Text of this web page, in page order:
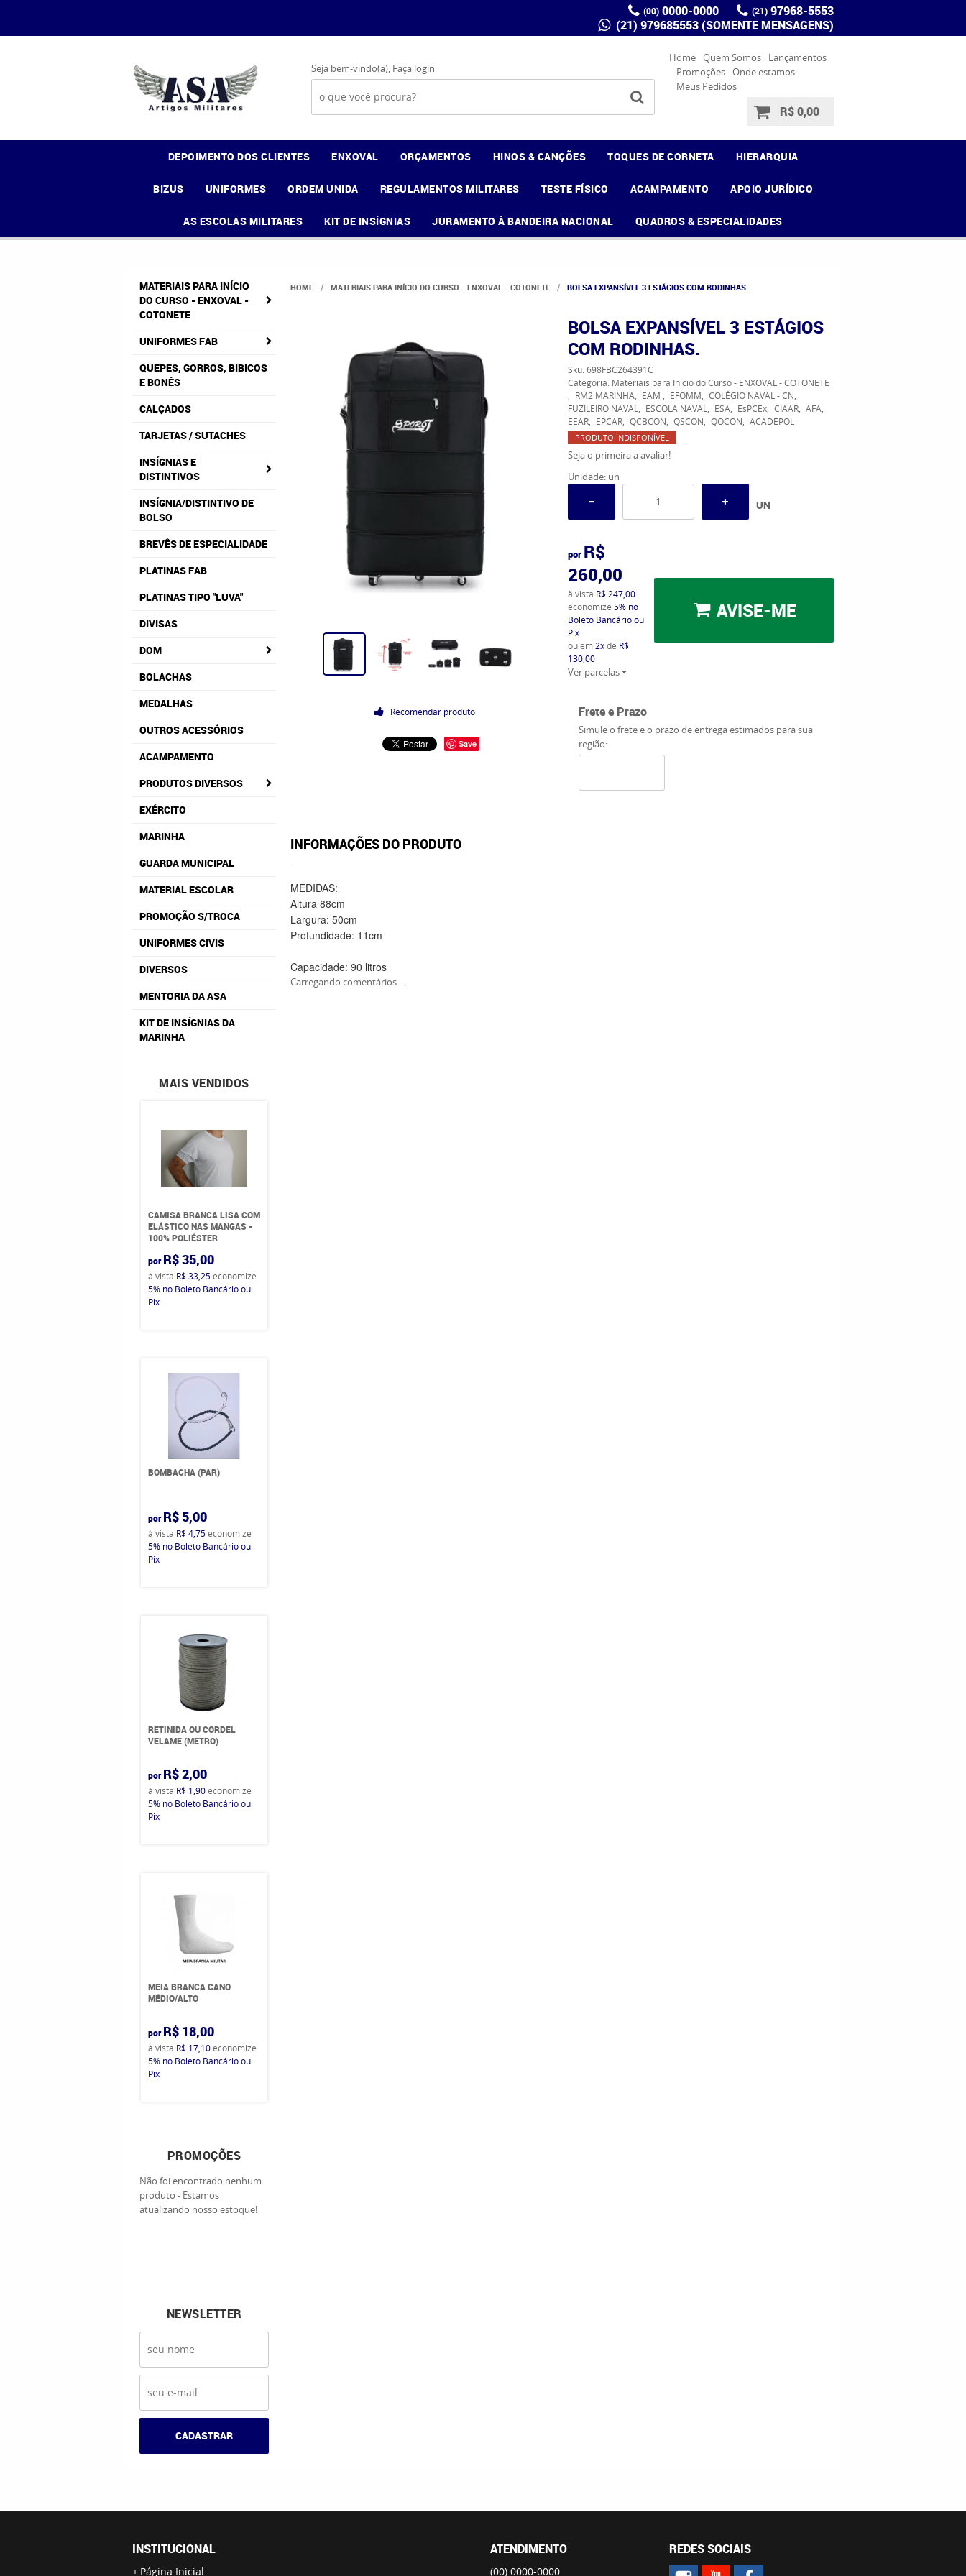
(00) 0000-0000 (21) 97968-5553
(21) 979685553 (SOMENTE MENSAGENS)
Seja bem-vindo(a), Faça login
Home Quem Somos
Lançamentos
Promoções Onde estamos
Meus Pedidos
R$ 0,00
DEPOIMENTO DOS CLIENTES ENXOVAL ORÇAMENTOS HINOS & CANÇÕES TOQUES DE CORNETA HIERARQUIA
BIZUS UNIFORMES ORDEM UNIDA REGULAMENTOS MILITARES TESTE FÍSICO ACAMPAMENTO APOIO JURÍDICO
AS ESCOLAS MILITARES KIT DE INSÍGNIAS JURAMENTO À BANDEIRA NACIONAL QUADROS & ESPECIALIDADES
MATERIAIS PARA INÍCIO
DO CURSO - ENXOVAL -
COTONETE
UNIFORMES FAB
QUEPES, GORROS, BIBICOS
E BONÉS
CALÇADOS
TARJETAS / SUTACHES
INSÍGNIAS E
DISTINTIVOS
INSÍGNIA/DISTINTIVO DE
BOLSO
BREVÊS DE ESPECIALIDADE
PLATINAS FAB
PLATINAS TIPO "LUVA"
DIVISAS
DOM
BOLACHAS
MEDALHAS
OUTROS ACESSÓRIOS
ACAMPAMENTO
PRODUTOS DIVERSOS
EXÉRCITO
MARINHA
GUARDA MUNICIPAL
MATERIAL ESCOLAR
PROMOÇÃO S/TROCA
UNIFORMES CIVIS
DIVERSOS
MENTORIA DA ASA
KIT DE INSÍGNIAS DA
MARINHA
MAIS VENDIDOS
CAMISA BRANCA LISA COM
ELÁSTICO NAS MANGAS -
100% POLIÉSTER
por R$ 35,00
à vista R$ 33,25economize
5% no Boleto Bancário ou
Pix
BOMBACHA (PAR)
por R$ 5,00
à vista R$ 4,75economize
5% no Boleto Bancário ou
Pix
RETINIDA OU CORDEL
VELAME (METRO)
por R$ 2,00
à vista R$ 1,90economize
5% no Boleto Bancário ou
Pix
MEIA BRANCA CANO
MÉDIO/ALTO
por R$ 18,00
à vista R$ 17,10economize
5% no Boleto Bancário ou
Pix
PROMOÇÕES
Não foi encontrado nenhum
produto - Estamos
atualizando nosso estoque!
NEWSLETTER
CADASTRAR
HOME MATERIAIS PARA INÍCIO DO CURSO - ENXOVAL - COTONETE BOLSA EXPANSÍVEL 3 ESTÁGIOS COM RODINHAS.
Recomendar produto
Save
BOLSA EXPANSÍVEL 3 ESTÁGIOS
COM RODINHAS.
Sku:698FBC264391C
Categoria: Materiais para Início do Curso - ENXOVAL - COTONETE
RM2 MARINHA
EAM EFOMM
COLÉGIO NAVAL - CN
FUZILEIRO NAVAL
ESCOLA NAVAL ESA EsPCEx CIAAR
AFA
EEAR
EPCAR QCBCON QSCON QOCON ACADEPOL
PRODUTO INDISPONÍVEL
Seja o primeira a avaliar!
Unidade: un
UN
por R$
260,00
à vista R$ 247,00
economize 5% no
Boleto Bancário ou
Pix
ou em 2xde R$
130,00
Ver parcelas
AVISE-ME
Frete e Prazo
Simule o frete e o prazo de entrega estimados para sua
região:
INFORMAÇÕES DO PRODUTO
MEDIDAS:
Altura 88cm
Largura: 50cm
Profundidade: 11cm
Capacidade: 90 litros
Carregando comentários ...
INSTITUCIONAL
Página Inicial
ATENDIMENTO
(00) 0000-0000
REDES SOCIAIS